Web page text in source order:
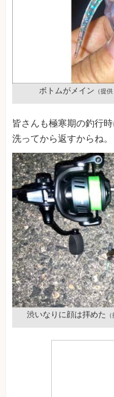
ボトムがメイン （提
皆さんも極寒期の釣行
洗ってから返すからね。
渋いなりに顔は拝めた